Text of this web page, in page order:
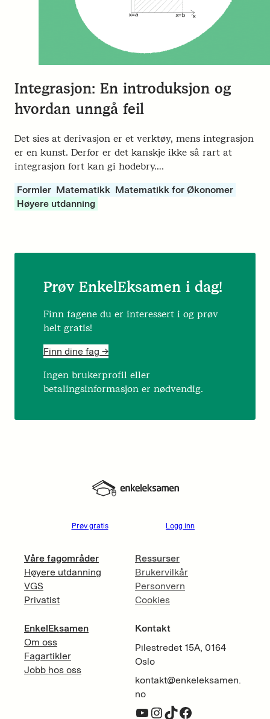
Integrasjon: En introduksjon og
hvordan unngå feil
Det sies at derivasjon er et verktøy, mens integrasjon
er en kunst. Derfor er det kanskje ikke så rart at
integrasjon fort kan gi hodebry….
Formler Matematikk Matematikk for Økonomer
Høyere utdanning
Prøv EnkelEksamen i dag!
Finn fagene du er interessert i og prøv
helt gratis!
Finn dine fag ->
Ingen brukerprofil eller
betalingsinformasjon er nødvendig.
Prøv gratis Logg inn
Våre fagområder
Høyere utdanning
VGS
Privatist
EnkelEksamen
Om oss
Fagartikler
Jobb hos oss
Ressurser
Brukervilkår
Personvern
Cookies
Kontakt
Pilestredet 15A, 0164
Oslo
kontakt@enkeleksamen.
no
YouTube InstagramTikTok Facebook